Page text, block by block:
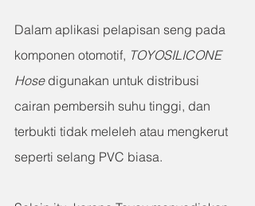
Dalam aplikasi pelapisan seng pada
komponen otomotif, TOYOSILICONE
Hose digunakan untuk distribusi
cairan pembersih suhu tinggi, dan
terbukti tidak meleleh atau mengkerut
seperti selang PVC biasa.